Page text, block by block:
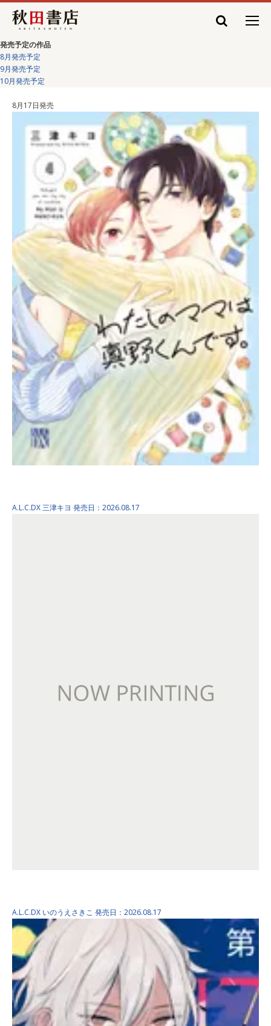
発売予定の作品
8月発売予定
9月発売予定
10月発売予定
8月17日発売
A.L.C.DX三津キヨ 発売日：2026.08.17
A.L.C.DX いのうえさきこ 発売日：2026.08.17